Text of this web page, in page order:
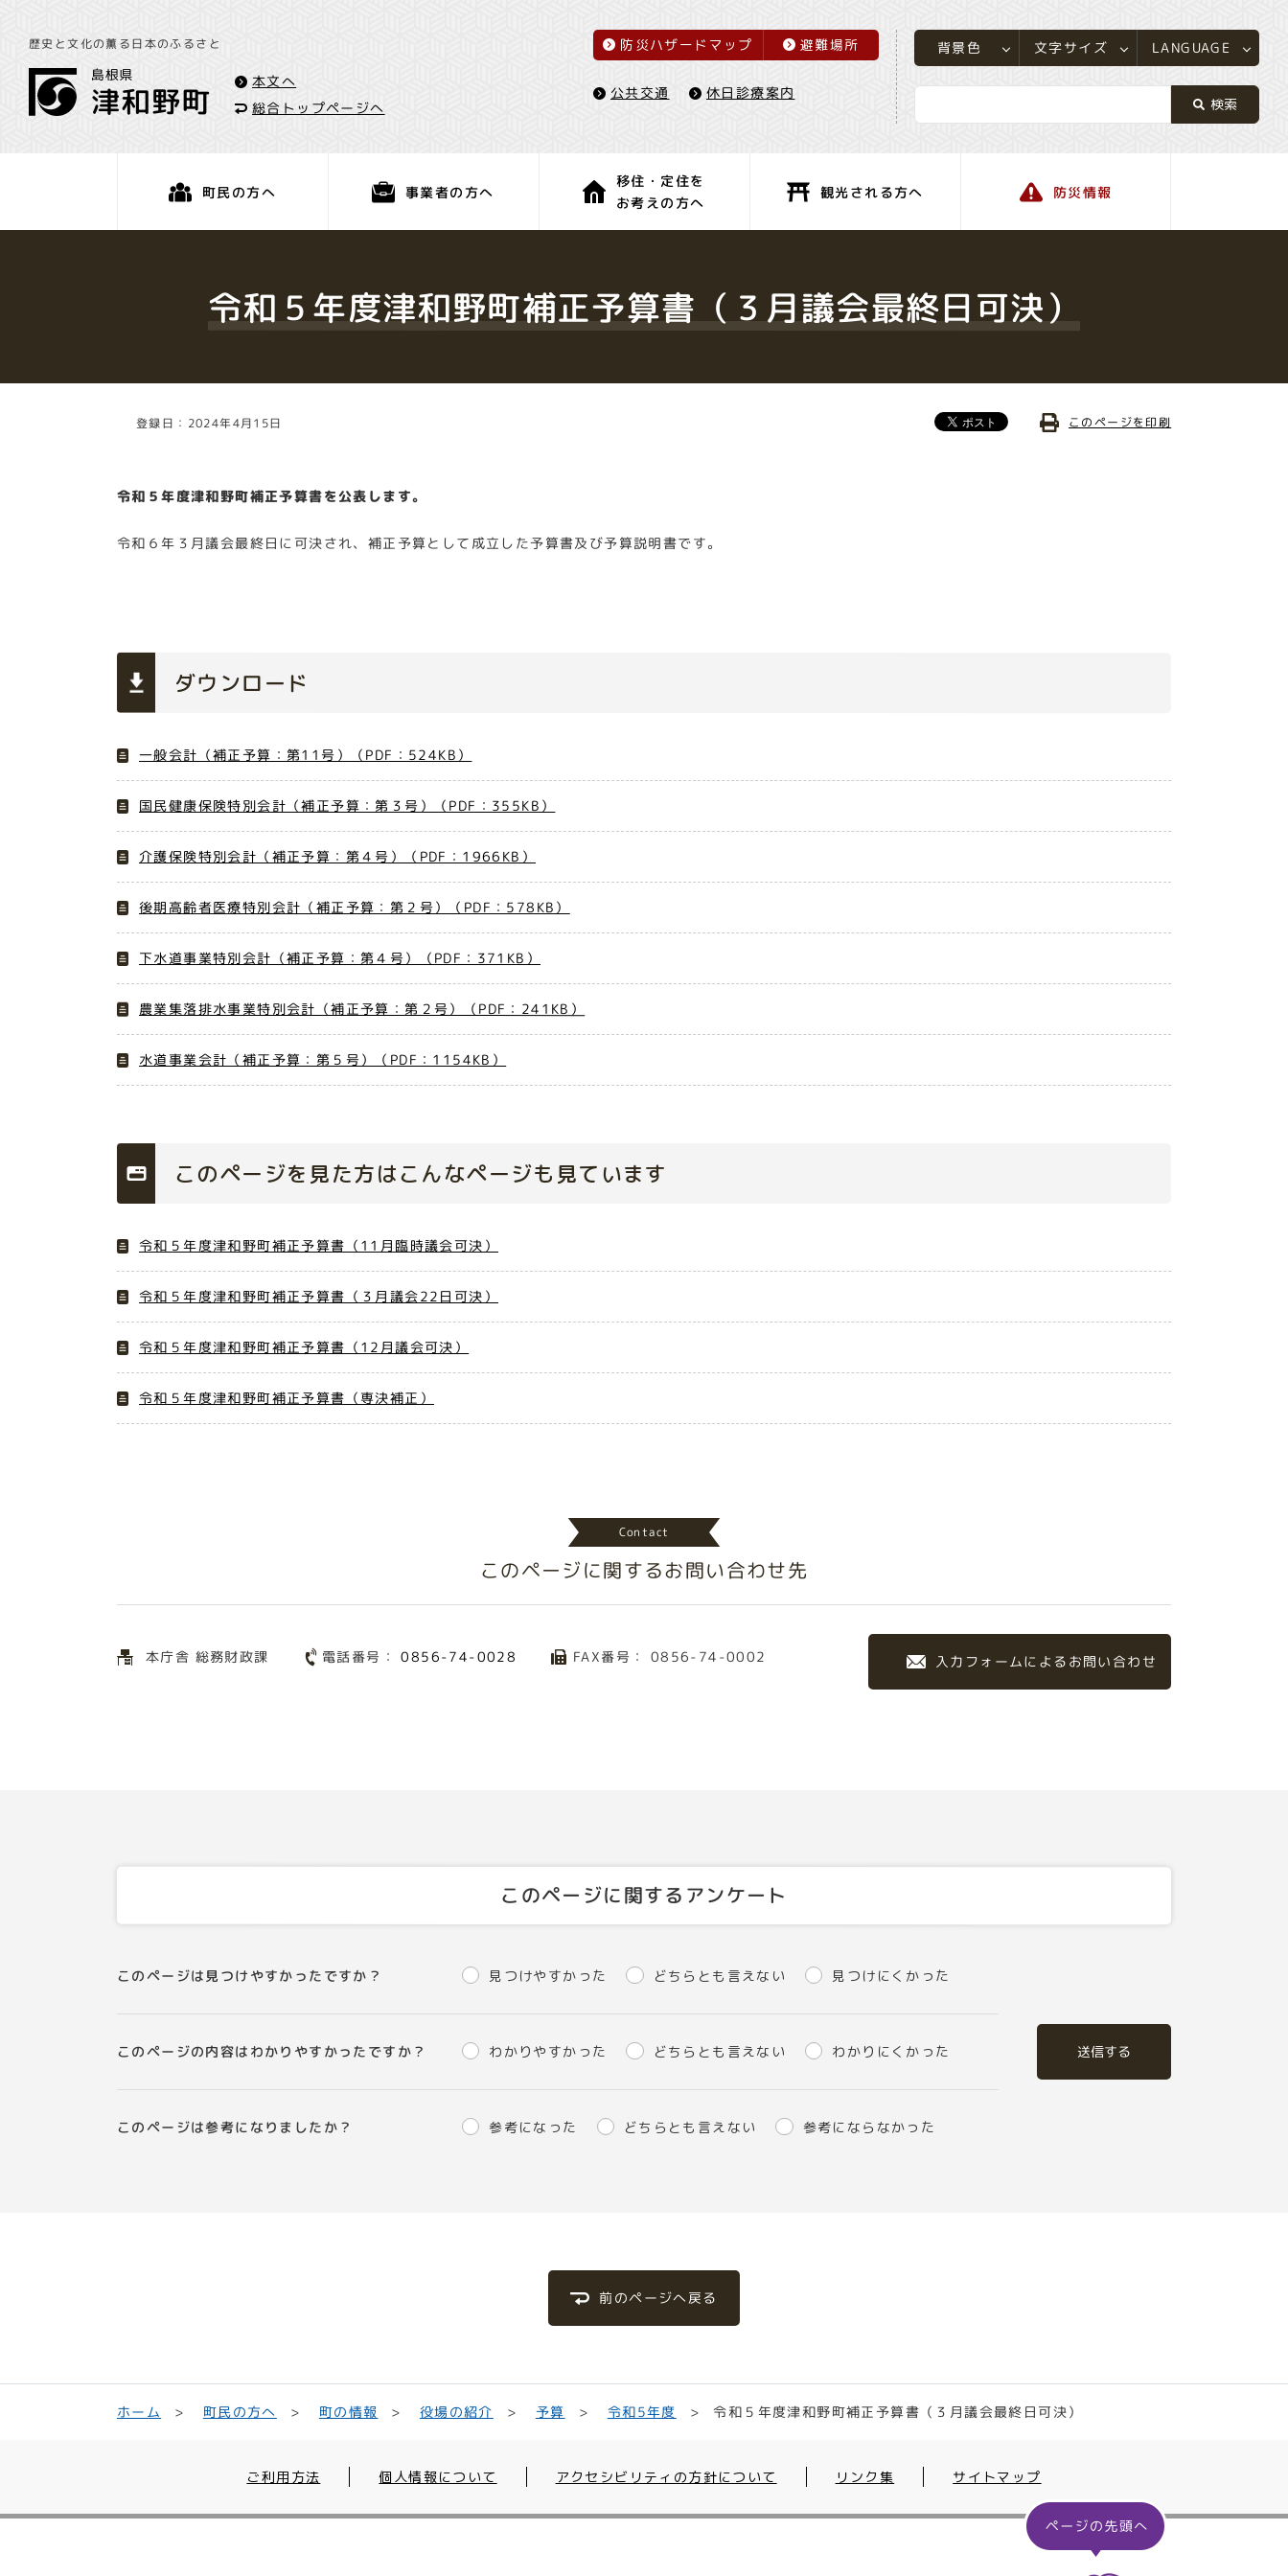
歴史と文化の薫る日本のふるさと
本文へ
総合トップページへ
防災ハザードマップ 避難場所
公共交通 休日診療案内
背景色 文字サイズ LANGUAGE
町民の方へ 事業者の方へ
移住・定住を
お考えの方へ
観光される方へ 防災情報
令和５年度津和野町補正予算書（３月議会最終日可決）
登録日：2024年4月15日 このページを印刷
令和５年度津和野町補正予算書を公表します。
令和６年３月議会最終日に可決され、補正予算として成立した予算書及び予算説明書です。
ダウンロード
一般会計（補正予算：第11号）（PDF：524KB）
国民健康保険特別会計（補正予算：第３号）（PDF：355KB）
介護保険特別会計（補正予算：第４号）（PDF：1966KB）
後期高齢者医療特別会計（補正予算：第２号）（PDF：578KB）
下水道事業特別会計（補正予算：第４号）（PDF：371KB）
農業集落排水事業特別会計（補正予算：第２号）（PDF：241KB）
水道事業会計（補正予算：第５号）（PDF：1154KB）
このページを見た方はこんなページも見ています
令和５年度津和野町補正予算書（11月臨時議会可決）
令和５年度津和野町補正予算書（３月議会22日可決）
令和５年度津和野町補正予算書（12月議会可決）
令和５年度津和野町補正予算書（専決補正）
Contact
このページに関するお問い合わせ先
本庁舎 総務財政課 電話番号：0856-74-0028 FAX番号： 0856-74-0002 入力フォームによるお問い合わせ
このページに関するアンケート
このページは見つけやすかったですか？ 見つけやすかった どちらとも言えない 見つけにくかった
このページの内容はわかりやすかったですか？ わかりやすかった どちらとも言えない わかりにくかった
このページは参考になりましたか？ 参考になった どちらとも言えない 参考にならなかった
送信する
前のページへ戻る
ホーム 町民の方へ 町の情報 役場の紹介 予算 令和5年度 令和５年度津和野町補正予算書（３月議会最終日可決）
ご利用方法 個人情報について アクセシビリティの方針について リンク集 サイトマップ